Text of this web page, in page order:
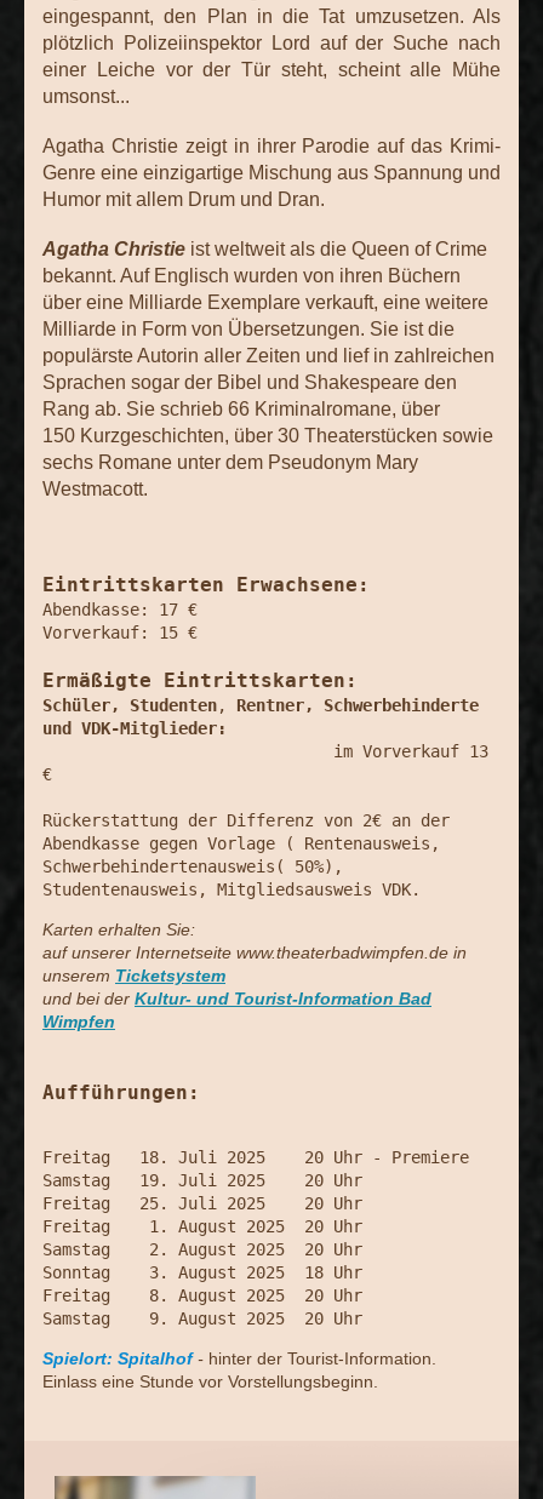
eingespannt, den Plan in die Tat umzusetzen. Als
plötzlich Polizeiinspektor Lord auf der Suche nach
einer Leiche vor der Tür steht, scheint alle Mühe
umsonst...
Agatha Christie zeigt in ihrer Parodie auf das Krimi-
Genre eine einzigartige Mischung aus Spannung und
Humor mit allem Drum und Dran.
Agatha Christie ist weltweit als die Queen of Crime
bekannt. Auf Englisch wurden von ihren Büchern
über eine Milliarde Exemplare verkauft, eine weitere
Milliarde in Form von Übersetzungen. Sie ist die
populärste Autorin aller Zeiten und lief in zahlreichen
Sprachen sogar der Bibel und Shakespeare den
Rang ab. Sie schrieb 66 Kriminalromane, über
150 Kurzgeschichten, über 30 Theaterstücken sowie
sechs Romane unter dem Pseudonym Mary
Westmacott.
Eintrittskarten Erwachsene:
Abendkasse: 17 €
Vorverkauf: 15 €
Ermäßigte Eintrittskarten:
Schüler, Studenten,
Rentner, Schwerbehinderte
und VDK-Mitglieder:
€
Rückerstattung der Differenz von 2€ an der
Abendkasse gegen Vorlage ( Rentenausweis,
Schwerbehindertenausweis( 50%),
Karten erhalten Sie:
auf unserer Internetseite www.theaterbadwimpfen.de in
unserem Ticketsystem
und bei der Kultur- und Tourist-Information Bad
Wimpfen
Aufführungen:
Freitag   18. Juli 2025    20 Uhr - Premiere
Samstag   19. Juli 2025    20 Uhr
Freitag   25. Juli 2025    20 Uhr
Freitag    1. August 2025  20 Uhr
Samstag    2. August 2025  20 Uhr
Sonntag    3. August 2025  18 Uhr
Freitag    8. August 2025  20 Uhr
Samstag    9. August 2025  20 Uhr
Spielort: Spitalhof- hinter der Tourist-Information.
Einlass eine Stunde vor Vorstellungsbeginn.